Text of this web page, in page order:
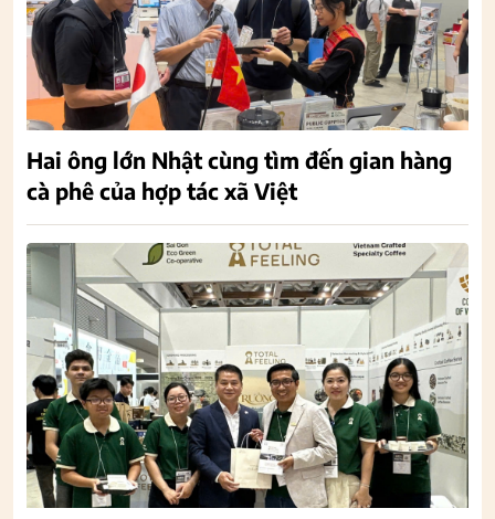
Hai ông lớn Nhật cùng tìm đến gian hàng
cà phê của hợp tác xã Việt